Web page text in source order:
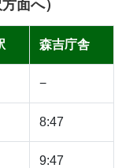
面へ）
森吉庁舎
−
8:47
9:47